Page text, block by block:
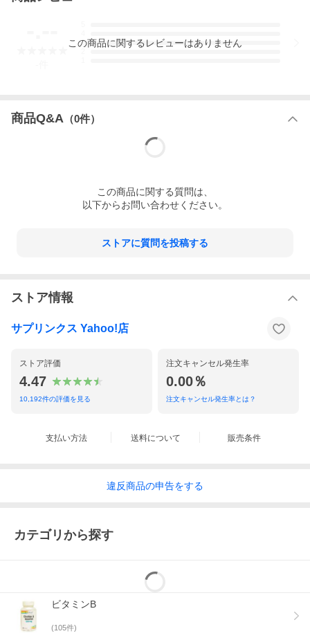
・栄養補助食品として1日3粒を目安にお召し上がりください。
●摂取目安はお守りください。
●成分表示に表記されている成分にアレルギーがあったり敏感な
※非遺伝子組換え（Non-GMO）
※ページ下部に記載の「サプリメント等についてのご注意」も必
大豆、乳製品、グルテンは含まれておりません。
構造機能表示
-
（3粒あたり）
◆ホスファチジルコリン（ヒマワリレシチン由来） 450mg
◆アルファリポ酸 100mg
◆シトラス バイオフラボノイド コンプレックス 50mg
・グレープフルーツ パウダー（果実）
◆無水ケルセチン 50mg
◆ローズヒップ果実エキス 50mg
・商品区分：食品
サプリメントは健康補助食品であり、いかなる病気の診断・治
療・予防目的には意図されておりません。
また、医師の処方で服用する薬ではありませんので、選択から使
3
この商品に関するレビューはありません
商品Q&A （0件）
この商品に関する質問は、
以下からお問い合わせください。
ストアに質問を投稿する
ストア情報
サプリンクス Yahoo!店
ストア評価
4.47
10,192件の評価を見る
注文キャンセル発生率
0.00％
注文キャンセル発生率とは？
支払い方法 送料について 販売条件
違反商品の申告をする
カテゴリから探す
ビタミンB
(105件)